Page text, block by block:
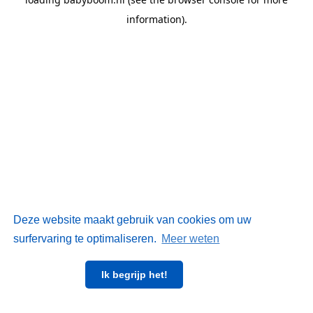
Deze website maakt gebruik van cookies om uw
surfervaring te optimaliseren. Meer weten
Ik begrijp het!
information).